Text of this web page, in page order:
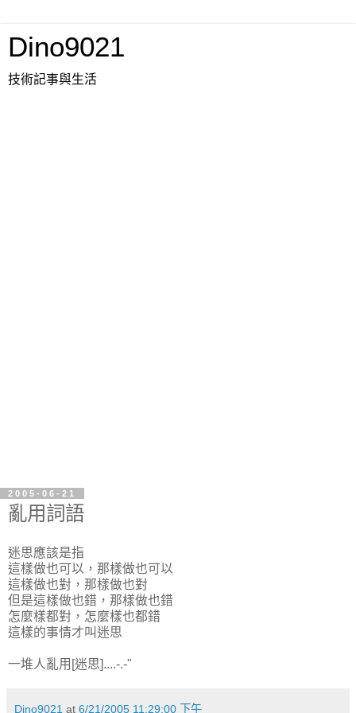
Dino9021
技術記事與生活
2005-06-21
亂用詞語
迷思應該是指
這樣做也可以，那樣做也可以
這樣做也對，那樣做也對
但是這樣做也錯，那樣做也錯
怎麼樣都對，怎麼樣也都錯
這樣的事情才叫迷思
一堆人亂用[迷思]....-.-"
Dino9021 at 6/21/2005 11:29:00 下午